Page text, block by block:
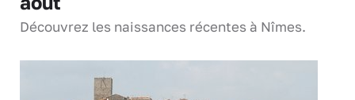
Découvrez les naissances récentes à Nîmes.